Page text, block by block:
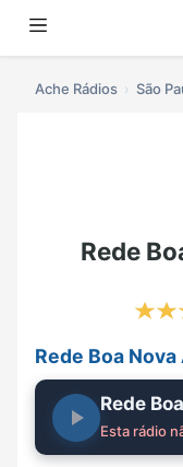
Ache Rádios São
Rede
Rede Boa
Rede
Esta rádio